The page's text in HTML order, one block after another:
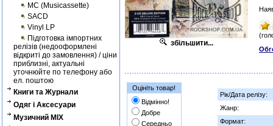
MC (Musicassette)
SACD
Vinyl LP
Підготовка імпортних
релізів (недооформлені
відкриті до замовлення) / ціни
приблизні, актуальні
уточнюйте по телефону або
ел. поштою
Книги та Журнали
Одяг і Аксесуари
Музичний MIX
збільшити...
Оцініть товар!
Відмінно!
Добре
Середньо
Рік/Дата релізу:
Жанр:
Формат: